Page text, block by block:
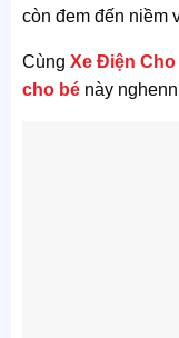
còn đem đến niềm
Cùng Xe Điện Cho
cho bénày